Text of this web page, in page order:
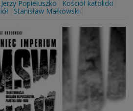
Jerzy Popiełuszko
Kościół katolicki
Stanisław Małkowski